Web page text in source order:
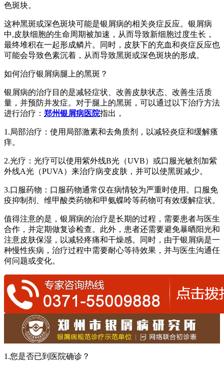
色斑块。
这种黑斑或深色斑块可能是银屑病的相关炎症反应。银屑病
中,皮肤细胞的生命周期被加速，从而导致新细胞过度生长，
最终堆积在一起形成鳞片。同时，皮肤下的充血和炎症反应也
可能会导致色素沉着，从而导致黑斑或深色斑块的形成。
如何治疗银屑病腿上的黑斑？
银屑病的治疗目的是减轻症状、改善皮肤状态、改善生活质
量，并预防并发症。对于腿上的黑斑，可以通过以下治疗方法
进行治疗： 郑州银屑病医院指出，
1.局部治疗：使用局部激素和去角质剂，以减轻炎症和缓解瘙
痒。
2.光疗：光疗可以使用紫外线B光（UVB）或口服光敏剂加紫
外线A光（PUVA）来治疗病变皮肤，并可以使黑斑减少。
3.口服药物：口服药物通常仅在病情较为严重时使用。口服免
疫抑制剂、维甲酸类药物和甲氨蝶呤等药物可有效缓解症状。
值得注意的是，银屑病的治疗是长期的过程，需要患者与医生
合作，并定期做复诊检查。此外，患者还需要避免暴晒阳光和
注意皮肤保湿，以减轻疼痛和干燥感。同时，由于银屑病是一
种慢性疾病，治疗过程中需要耐心等待效果，并与医生沟通任
何问题或变化。
1.您是否已到医院确诊？